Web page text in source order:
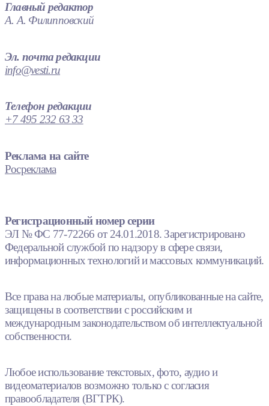
Главный редактор
А. А. Филипповский
Эл. почта редакции
info@vesti.ru
Телефон редакции
+7 495 232 63 33
Реклама на сайте
Росреклама
Регистрационный номер серии
ЭЛ № ФС 77-72266 от 24.01.2018. Зарегистрировано
Федеральной службой по надзору в сфере связи,
информационных технологий и массовых коммуникаций.
Все права на любые материалы, опубликованные на сайте,
защищены в соответствии с российским и
международным законодательством об интеллектуальной
собственности.
Любое использование текстовых, фото, аудио и
видеоматериалов возможно только с согласия
правообладателя (ВГТРК).